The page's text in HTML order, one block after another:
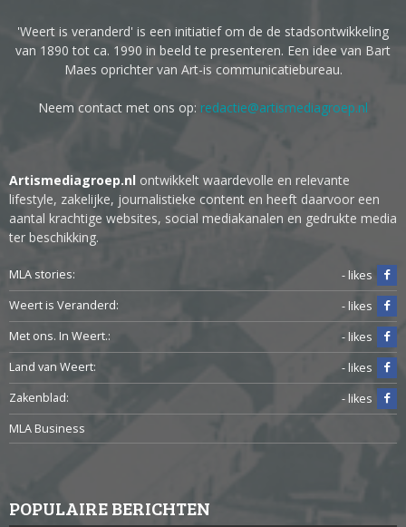
'Weert is veranderd' is een initiatief om de de stadsontwikkeling
van 1890 tot ca. 1990 in beeld te presenteren. Een idee van Bart
Maes oprichter van Art-is communicatiebureau.
Neem contact met ons op: redactie@artismediagroep.nl
Artismediagroep.nl ontwikkelt waardevolle en relevante
lifestyle, zakelijke, journalistieke content en heeft daarvoor een
aantal krachtige websites, social mediakanalen en gedrukte media
ter beschikking.
MLA stories:
- likes
Weert is Veranderd:
- likes
Met ons. In Weert.:
- likes
Land van Weert:
- likes
Zakenblad:
- likes
MLA Business
POPULAIRE BERICHTEN